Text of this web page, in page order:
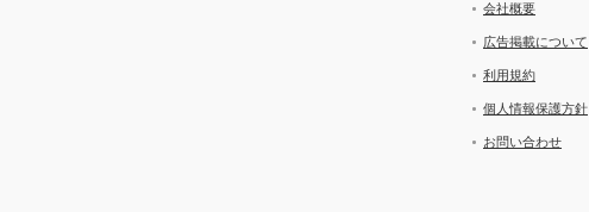
会社概要
広告掲載について
利用規約
個人情報保護方針
お問い合わせ